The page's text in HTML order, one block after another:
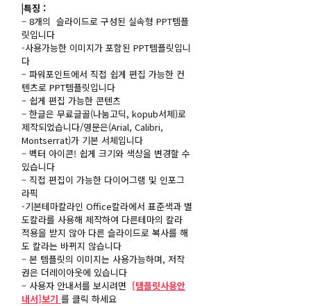
|특징 :
– 8개의 슬라이드로 구성된 실속형 PPT템플
릿입니다
-사용가능한 이미지가 포함된 PPT템플릿입니
다
– 파워포인트에서 직접 쉽게 편집 가능한 컨
텐츠로 PPT템플릿입니다
– 쉽게 편집 가능한 콘텐츠
– 한글은 무료글골(나눔고딕, kopub서체)로
제작되었습니다/영문은(Arial, Calibri,
Montserrat)가 기본 서체입니다
– 벡터 아이콘! 쉽게 크기와 색상을 변경할 수
있습니다
– 직접 편집이 가능한 다이어그램 및 인포그
라픽
-기본테마칼라인 Office칼라에서 표준색과 별
도칼라를 사용해 제작하여 다른테마의 칼라
적용을 받지 않아 다른 슬라이드로 복사를 해
도 칼라는 바뀌지 않습니다
– 본 템플릿의 이미지는 사용가능하며, 저작
권은 더레이아웃에 있습니다
– 사용자 안내서를 보시려면 [템플릿사용안
내서]보기 를 클릭 하세요